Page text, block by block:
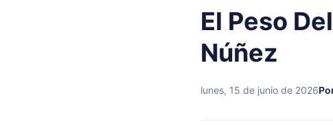
El Peso
Núñez
lunes, 15 de junio de 2026